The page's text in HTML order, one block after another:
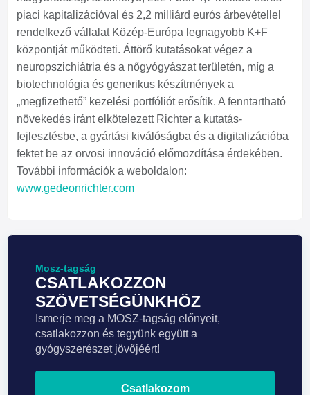
piaci kapitalizációval és 2,2 milliárd eurós árbevétellel
rendelkező vállalat Közép-Európa legnagyobb K+F
központját működteti. Áttörő kutatásokat végez a
neuropszichiátria és a nőgyógyászat területén, míg a
biotechnológia és generikus készítmények a
„megfizethető” kezelési portfóliót erősítik. A fenntartható
növekedés iránt elkötelezett Richter a kutatás-
fejlesztésbe, a gyártási kiválóságba és a digitalizációba
fektet be az orvosi innováció előmozdítása érdekében.
További információk a weboldalon:
www.gedeonrichter.com
Mosz-tagság
CSATLAKOZZON
SZÖVETSÉGÜNKHÖZ
Ismerje meg a MOSZ-tagság előnyeit,
csatlakozzon és tegyünk együtt a
gyógyszerészet jövőjéért!
Csatlakozom